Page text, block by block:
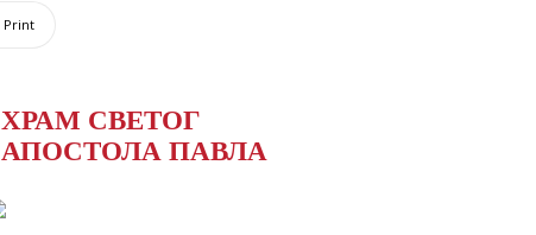
Print
ХРАМ СВЕТОГ
АПОСТОЛА ПАВЛА